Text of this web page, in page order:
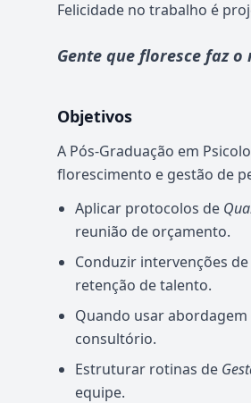
Felicidade no trabalho é
Gente que floresce faz
Objetivos
A Pós-Graduação em
florescimento e gestão de
Aplicar protocolos de
reunião de orçamento.
Conduzir intervenções de
retenção de talento.
Quando usar abordagem
consultório.
Estruturar rotinas de
equipe.